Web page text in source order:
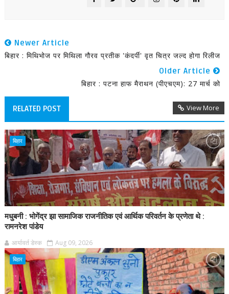
Newer Article
बिहार : मिथिभोज पर मिथिला गौरव प्रतीक 'कंदर्पी' वृत चित्र जल्द होगा रिलीज
Older Article
बिहार : पटना हाफ मैराथन (पीएचएम): 27 मार्च को
RELATED POST View More
बिहार
मधुबनी : भोगेंद्र झा सामाजिक राजनीतिक एवं आर्थिक परिवर्तन के प्रणेता थे :
रामनरेश पांडेय
आर्यावर्त डेस्क Aug 09, 2026
बिहार